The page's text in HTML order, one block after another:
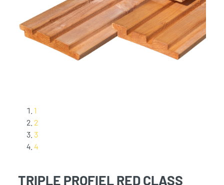
1
2
3
4
TRIPLE PROFIEL RED CLASS